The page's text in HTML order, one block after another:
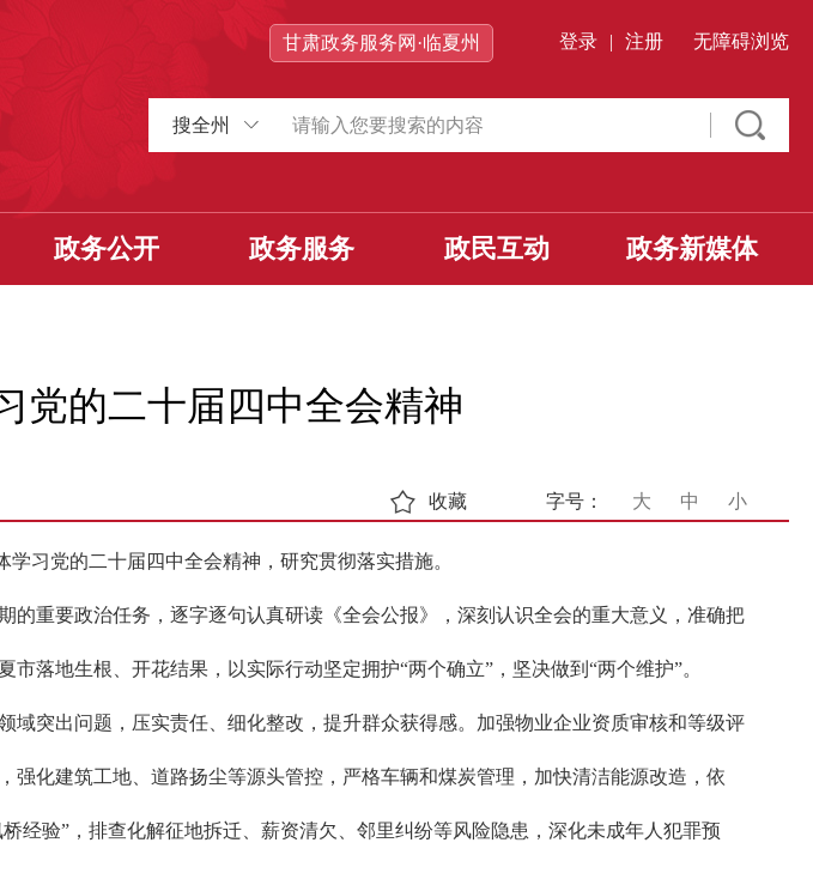
甘肃政务服务网·临夏州 登录 | 注册 无障碍浏览
搜全州
政务公开 政务服务 政民互动 政务新媒体
党的二十届四中全会精神
字号： 大 中 小
收藏
习党的二十届四中全会精神，研究贯彻落实措施。
重要政治任务，逐字逐句认真研读《全会公报》，深刻认识全会的重大意义，准确把
落地生根、开花结果，以实际行动坚定拥护“两个确立”，坚决做到“两个维护”。
突出问题，压实责任、细化整改，提升群众获得感。加强物业企业资质审核和等级评
化建筑工地、道路扬尘等源头管控，严格车辆和煤炭管理，加快清洁能源改造，依
经验”，排查化解征地拆迁、薪资清欠、邻里纠纷等风险隐患，深化未成年人犯罪预